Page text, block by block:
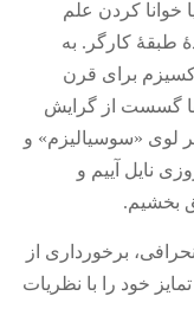
خوانا کردن علم
طبقۀ کارگر . به
برای قرن
با گسست از گرایش
لوی «سوسیالیزم» و
نایل آییم و
بخشیم.
برخورداری از
خود را با نظریات